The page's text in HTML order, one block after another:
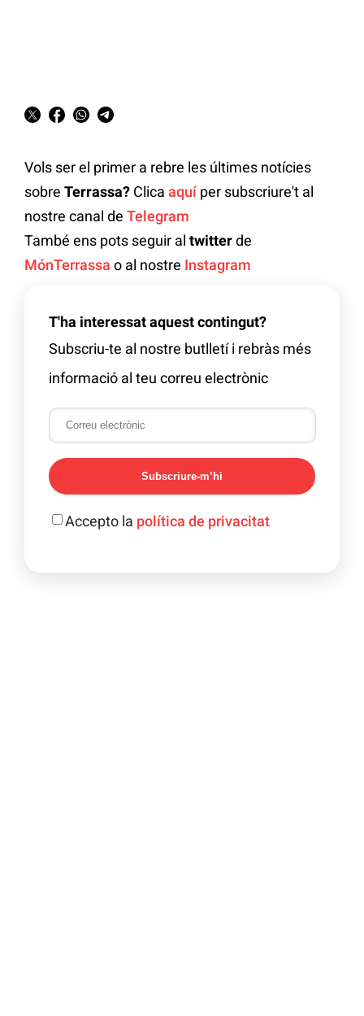
Vols ser el primer a rebre les últimes notícies
sobre Terrassa? Clica aquí per subscriure't al
nostre canal de Telegram
També ens pots seguir al twitterde
MónTerrassa o al nostre Instagram
T'ha interessat aquest contingut?
Subscriu-te al nostre butlletí i rebràs més
informació al teu correu electrònic
Subscriure-m’hi
Accepto la política de privacitat